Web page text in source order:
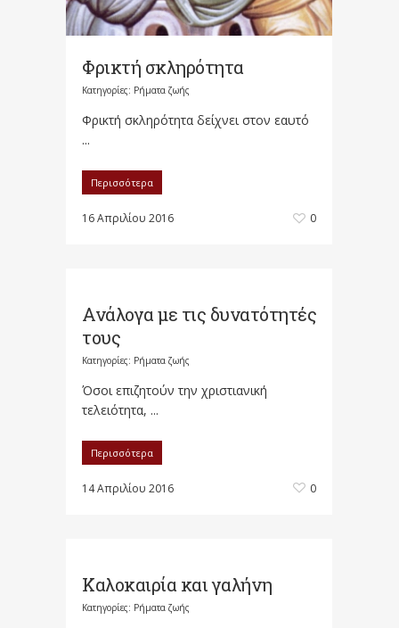
Φρικτή σκληρότητα
Κατηγορίες: Ρήματα ζωής
Φρικτή σκληρότητα δείχνει στον εαυτό
...
Περισσότερα
16 Απριλίου 2016 0
Ανάλογα με τις δυνατότητές
τους
Κατηγορίες: Ρήματα ζωής
Όσοι επιζητούν την χριστιανική
τελειότητα, ...
Περισσότερα
14 Απριλίου 2016 0
Καλοκαιρία και γαλήνη
Κατηγορίες: Ρήματα ζωής